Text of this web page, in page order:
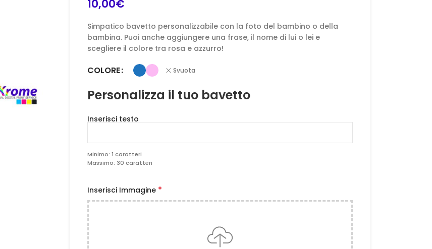
10,00€
Simpatico bavetto personalizzabile con la foto del bambino o della
bambina. Puoi anche aggiungere una frase, il nome di lui o lei e
scegliere il colore tra rosa e azzurro!
COLORE Svuota
Personalizza il tuo bavetto
Inserisci testo
Minimo: 1 caratteri
Massimo: 30 caratteri
Inserisci Immagine*